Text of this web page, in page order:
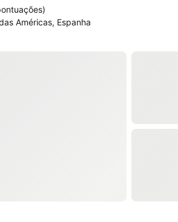
)
Américas, Espanha